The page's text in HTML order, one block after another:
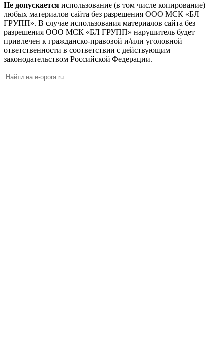
Не допускается использование (в том числе копирование)
любых материалов сайта без разрешения ООО МСК «БЛ
ГРУПП». В случае использования материалов сайта без
разрешения ООО МСК «БЛ ГРУПП» нарушитель будет
привлечен к гражданско-правовой и/или уголовной
ответственности в соответствии с действующим
законодательством Российской Федерации.